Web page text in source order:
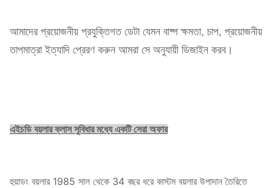
আমাদের প্রয়োজনীয় প্রযুক্তিগত ডেটা যেমন বাষ্প ক্ষমতা, চাপ, প্রয়োজনীয়
তাপমাত্রা ইত্যাদি প্রেরণ করুন আমরা সে অনুযায়ী ডিজাইন করব।
এইচডি বয়লার ক্লাস সুবিধার মধ্যে একটি সেরা অফার
হুয়াডং বয়লার 1985 সাল থেকে 34 বছর ধরে কাস্টম বয়লার উপাদান তৈরিতে